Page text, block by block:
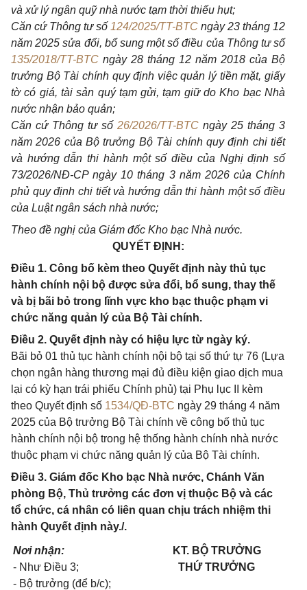
và xử lý ngân quỹ nhà nước tạm thời thiếu hụt;
Căn cứ Thông tư số 124/2025/TT-BTC ngày 23 tháng 12
năm 2025 sửa đổi, bổ sung một số điều của Thông tư số
135/2018/TT-BTC ngày 28 tháng 12 năm 2018 của Bộ
trưởng Bộ Tài chính quy định việc quản lý tiền mặt, giấy
tờ có giá, tài sản quý tạm gửi, tạm giữ do Kho bạc Nhà
nước nhận bảo quản;
Căn cứ Thông tư số 26/2026/TT-BTC ngày 25 tháng 3
năm 2026 của Bộ trưởng Bộ Tài chính quy định chi tiết
và hướng dẫn thi hành một số điều của Nghị định số
73/2026/NĐ-CP ngày 10 tháng 3 năm 2026 của Chính
phủ quy định chi tiết và hướng dẫn thi hành một số điều
của Luật ngân sách nhà nước;
Theo đề nghị của Giám đốc Kho bạc Nhà nước.
QUYẾT ĐỊNH:
Điều 1. Công bố kèm theo Quyết định này thủ tục
hành chính nội bộ được sửa đổi, bổ sung, thay thế
và bị bãi bỏ trong lĩnh vực kho bạc thuộc phạm vi
chức năng quản lý của Bộ Tài chính.
Điều 2. Quyết định này có hiệu lực từ ngày ký.
Bãi bỏ 01 thủ tục hành chính nội bộ tại số thứ tự 76 (Lựa
chọn ngân hàng thương mại đủ điều kiện giao dịch mua
lại có kỳ hạn trái phiếu Chính phủ) tại Phụ lục II kèm
theo Quyết định số 1534/QĐ-BTC ngày 29 tháng 4 năm
2025 của Bộ trưởng Bộ Tài chính về công bố thủ tục
hành chính nội bộ trong hệ thống hành chính nhà nước
thuộc phạm vi chức năng quản lý của Bộ Tài chính.
Điều 3. Giám đốc Kho bạc Nhà nước, Chánh Văn
phòng Bộ, Thủ trưởng các đơn vị thuộc Bộ và các
tổ chức, cá nhân có liên quan chịu trách nhiệm thi
hành Quyết định này./.
Nơi nhận:
- Như Điều 3;
- Bộ trưởng (để b/c);
KT. BỘ TRƯỞNG
THỨ TRƯỞNG